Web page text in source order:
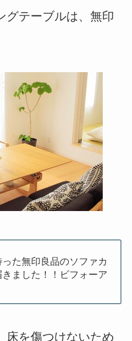
グテーブルは、無印
た無印良品のソファカ
ました！！ビフォーア
床を傷つけないため